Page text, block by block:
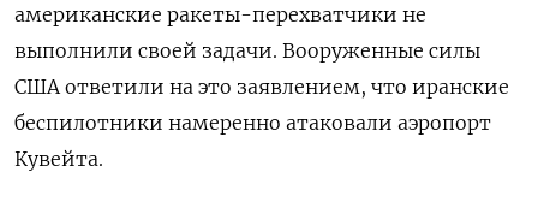
американские ракеты-перехватчики ​не
выполнили своей задачи. Вооруженные силы
США ответили на это заявлением, что иранские
беспилотники намеренно атаковали аэропорт
Кувейта.